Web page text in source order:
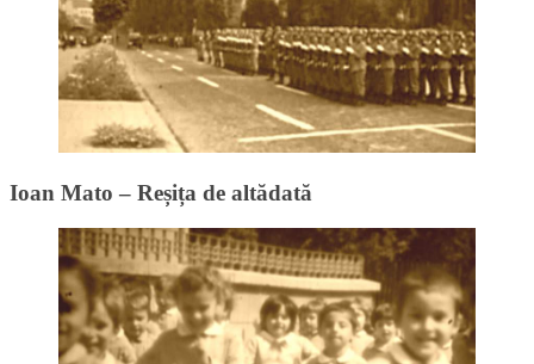
Ioan Mato – Reșița de altădată